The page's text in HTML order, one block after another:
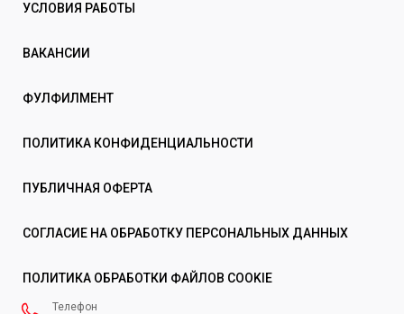
УСЛОВИЯ РАБОТЫ
ВАКАНСИИ
ФУЛФИЛМЕНТ
ПОЛИТИКА КОНФИДЕНЦИАЛЬНОСТИ
ПУБЛИЧНАЯ ОФЕРТА
СОГЛАСИЕ НА ОБРАБОТКУ ПЕРСОНАЛЬНЫХ ДАННЫХ
ПОЛИТИКА ОБРАБОТКИ ФАЙЛОВ COOKIE
Телефон